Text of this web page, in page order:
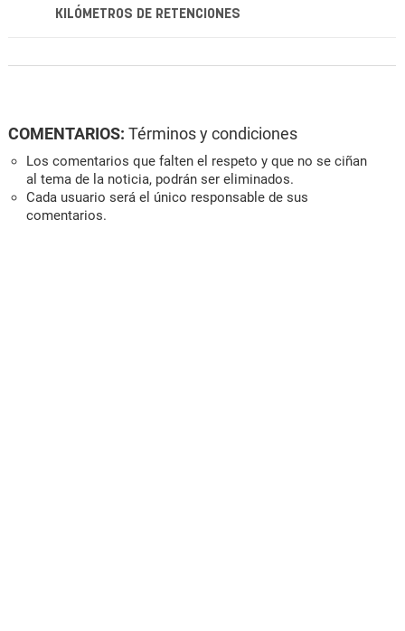
KILÓMETROS DE RETENCIONES
COMENTARIOS: Términos y condiciones
Los comentarios que falten el respeto y que no se ciñan
al tema de la noticia, podrán ser eliminados.
Cada usuario será el único responsable de sus
comentarios.